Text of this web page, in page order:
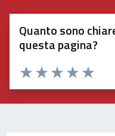
Quanto sono
questa pagina?
Valuta
Valuta 4
Valuta 3 stelle
Valuta 2 stelle su 5
Valuta 1 stelle su 5